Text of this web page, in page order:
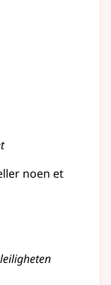
noen et